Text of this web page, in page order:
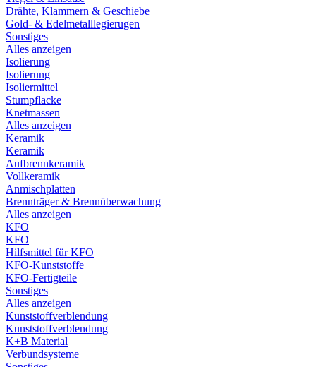
Drähte, Klammern & Geschiebe
Gold- & Edelmetalllegierugen
Sonstiges
Alles anzeigen
Isolierung
Isolierung
Isoliermittel
Stumpflacke
Knetmassen
Alles anzeigen
Keramik
Keramik
Aufbrennkeramik
Vollkeramik
Anmischplatten
Brennträger & Brennüberwachung
Alles anzeigen
KFO
KFO
Hilfsmittel für KFO
KFO-Kunststoffe
KFO-Fertigteile
Sonstiges
Alles anzeigen
Kunststoffverblendung
Kunststoffverblendung
K+B Material
Verbundsysteme